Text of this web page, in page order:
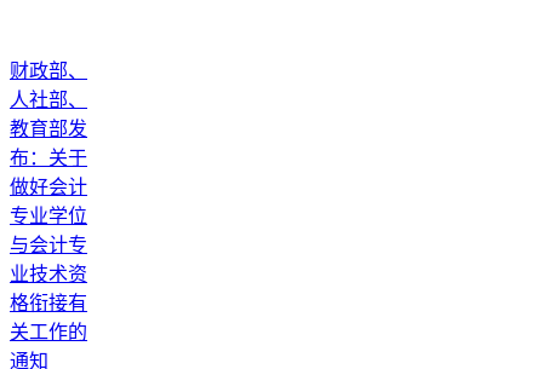
财政部、
人社部、
教育部发
布：关于
做好会计
专业学位
与会计专
业技术资
格衔接有
关工作的
通知